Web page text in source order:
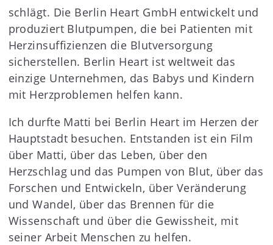
schlägt. Die Berlin Heart GmbH entwickelt und
produziert Blutpumpen, die bei Patienten mit
Herzinsuffizienzen die Blutversorgung
sicherstellen. Berlin Heart ist weltweit das
einzige Unternehmen, das Babys und Kindern
mit Herzproblemen helfen kann.
Ich durfte Matti bei Berlin Heart im Herzen der
Hauptstadt besuchen. Entstanden ist ein Film
über Matti, über das Leben, über den
Herzschlag und das Pumpen von Blut, über das
Forschen und Entwickeln, über Veränderung
und Wandel, über das Brennen für die
Wissenschaft und über die Gewissheit, mit
seiner Arbeit Menschen zu helfen.